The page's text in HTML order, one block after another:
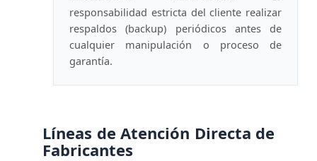
responsabilidad estricta del cliente realizar
respaldos (backup) periódicos antes de
cualquier manipulación o proceso de
garantía.
Líneas de Atención Directa de
Fabricantes